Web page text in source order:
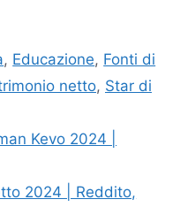
, Educazione, Fonti di
netto, Star di
Kevo 2024 |
2024 | Reddito,